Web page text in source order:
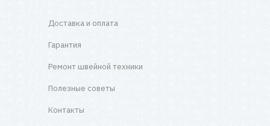
Доставка и оплата
Гарантия
Ремонт швейной техники
Полезные советы
Контакты